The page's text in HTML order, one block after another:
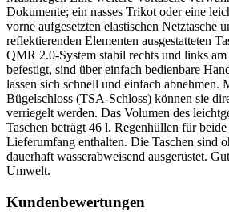
Dokumente; ein nasses Trikot oder eine
vorne aufgesetzten elastischen Netztasche
reflektierenden Elementen ausgestatteten
QMR 2.0-System stabil rechts und links
befestigt, sind über einfach bedienbare
lassen sich schnell und einfach abnehmen.
Bügelschloss (TSA-Schloss) können sie
verriegelt werden. Das Volumen des
Taschen beträgt 46 l. Regenhüllen für
Lieferumfang enthalten. Die Taschen sind
dauerhaft wasserabweisend ausgerüstet.
Umwelt.
Kundenbewertungen